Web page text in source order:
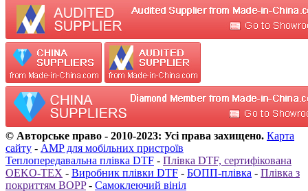
© Авторське право - 2010-2023: Усі права захищено. Карта
сайту - AMP для мобільних пристроїв
Теплопередавальна плівка DTF - Плівка DTF, сертифікована
OEKO-TEX - Виробник плівки DTF - БОПП-плівка - Плівка з
покриттям BOPP- Самоклеючий вініл